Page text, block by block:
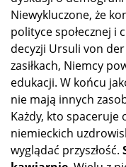
Niewykluczone, że
polityce społecznej i
decyzji Ursuli von
zasiłkach, Niemcy
edukacji. W końcu
nie mają innych
Każdy, kto spaceruje
niemieckich
wyglądać przyszłość.